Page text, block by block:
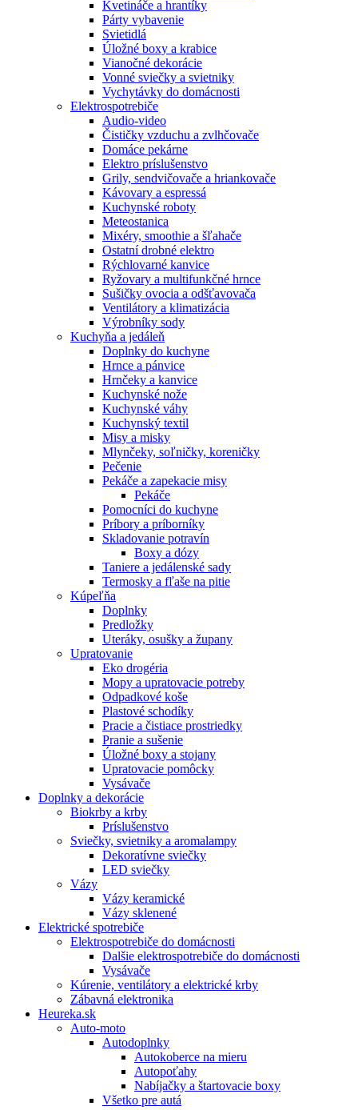
Kvetináče a hrantíky
Párty vybavenie
Svietidlá
Úložné boxy a krabice
Vianočné dekorácie
Vonné sviečky a svietniky
Vychytávky do domácnosti
Elektrospotrebiče
Audio-video
Čističky vzduchu a zvlhčovače
Domáce pekárne
Elektro príslušenstvo
Grily, sendvičovače a hriankovače
Kávovary a espressá
Kuchynské roboty
Meteostanica
Mixéry, smoothie a šľahače
Ostatní drobné elektro
Rýchlovarné kanvice
Ryžovary a multifunkčné hrnce
Sušičky ovocia a odšťavovača
Ventilátory a klimatizácia
Výrobníky sody
Kuchyňa a jedáleň
Doplnky do kuchyne
Hrnce a pánvice
Hrnčeky a kanvice
Kuchynské nože
Kuchynské váhy
Kuchynský textil
Misy a misky
Mlynčeky, soľničky, koreničky
Pečenie
Pekáče a zapekacie misy
Pekáče
Pomocníci do kuchyne
Príbory a príborníky
Skladovanie potravín
Boxy a dózy
Taniere a jedálenské sady
Termosky a fľaše na pitie
Kúpeľňa
Doplnky
Predložky
Uteráky, osušky a župany
Upratovanie
Eko drogéria
Mopy a upratovacie potreby
Odpadkové koše
Plastové schodíky
Pracie a čistiace prostriedky
Pranie a sušenie
Úložné boxy a stojany
Upratovacie pomôcky
Vysávače
Doplnky a dekorácie
Biokrby a krby
Príslušenstvo
Sviečky, svietniky a aromalampy
Dekoratívne sviečky
LED sviečky
Vázy
Vázy keramické
Vázy sklenené
Elektrické spotrebiče
Elektrospotrebiče do domácnosti
Dalšie elektrospotrebiče do domácnosti
Vysávače
Kúrenie, ventilátory a elektrické krby
Zábavná elektronika
Heureka.sk
Auto-moto
Autodoplnky
Autokoberce na mieru
Autopoťahy
Nabíjačky a štartovacie boxy
Všetko pre autá